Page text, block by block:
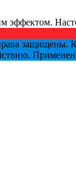
эффектом.